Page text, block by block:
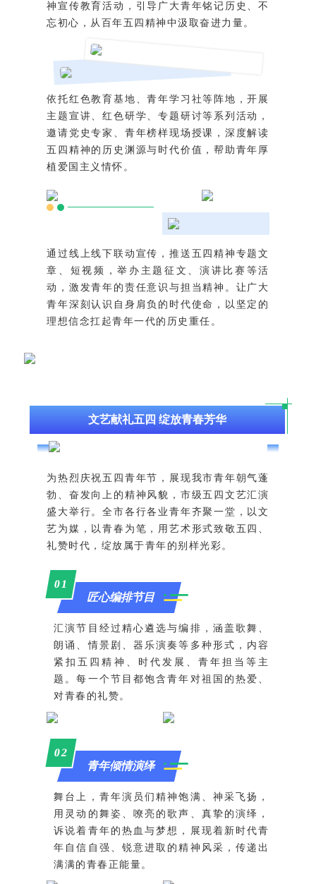
神宣传教育活动，引导广大青年铭记历史、不
忘初心，从百年五四精神中汲取奋进力量。
依托红色教育基地、青年学习社等阵地，开展
主题宣讲、红色研学、专题研讨等系列活动，
邀请党史专家、青年榜样现场授课，深度解读
五四精神的历史渊源与时代价值，帮助青年厚
植爱国主义情怀。
通过线上线下联动宣传，推送五四精神专题文
章、短视频，举办主题征文、演讲比赛等活
动，激发青年的责任意识与担当精神。让广大
青年深刻认识自身肩负的时代使命，以坚定的
理想信念扛起青年一代的历史重任。
文艺献礼五四 绽放青春芳华
为热烈庆祝五四青年节，展现我市青年朝气蓬
勃、奋发向上的精神风貌，市级五四文艺汇演
盛大举行。全市各行各业青年齐聚一堂，以文
艺为媒，以青春为笔，用艺术形式致敬五四、
礼赞时代，绽放属于青年的别样光彩。
01
匠心编排节目
汇演节目经过精心遴选与编排，涵盖歌舞、
朗诵、情景剧、器乐演奏等多种形式，内容
紧扣五四精神、时代发展、青年担当等主
题。每一个节目都饱含青年对祖国的热爱、
对青春的礼赞。
02
青年倾情演绎
舞台上，青年演员们精神饱满、神采飞扬，
用灵动的舞姿、嘹亮的歌声、真挚的演绎，
诉说着青年的热血与梦想，展现着新时代青
年自信自强、锐意进取的精神风采，传递出
满满的青春正能量。